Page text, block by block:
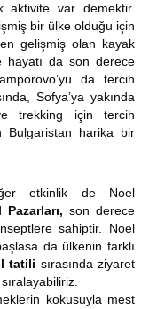
aktivite var demektir.
bir ülke olduğu için
gelişmiş olan kayak
hayatı da son derece
da tercih
Sofya’ya yakında
trekking için tercih
Bulgaristan harika bir
etkinlik de Noel
son derece
sahiptir. Noel
da ülkenin farklı
tatili sırasında ziyaret
kokusuyla mest